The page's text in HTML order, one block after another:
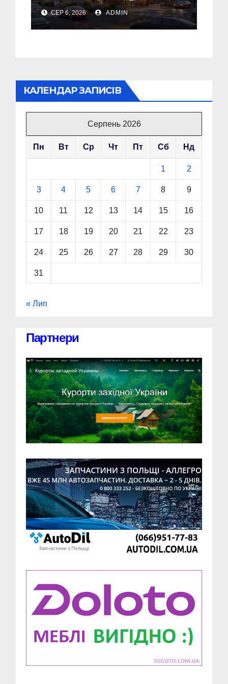
Дрогобичі? (Фото)
СЕР 6, 2026 ADMIN
КАЛЕНДАР ЗАПИСІВ
Серпень 2026
Пн Вт Ср Чт Пт Сб Нд
1 2
3 4 5 6 7 8 9
10 11 12 13 14 15 16
17 18 19 20 21 22 23
24 25 26 27 28 29 30
31
« Лип
Партнери